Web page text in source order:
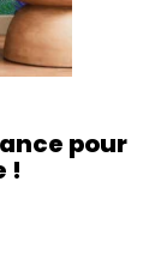
pour
!